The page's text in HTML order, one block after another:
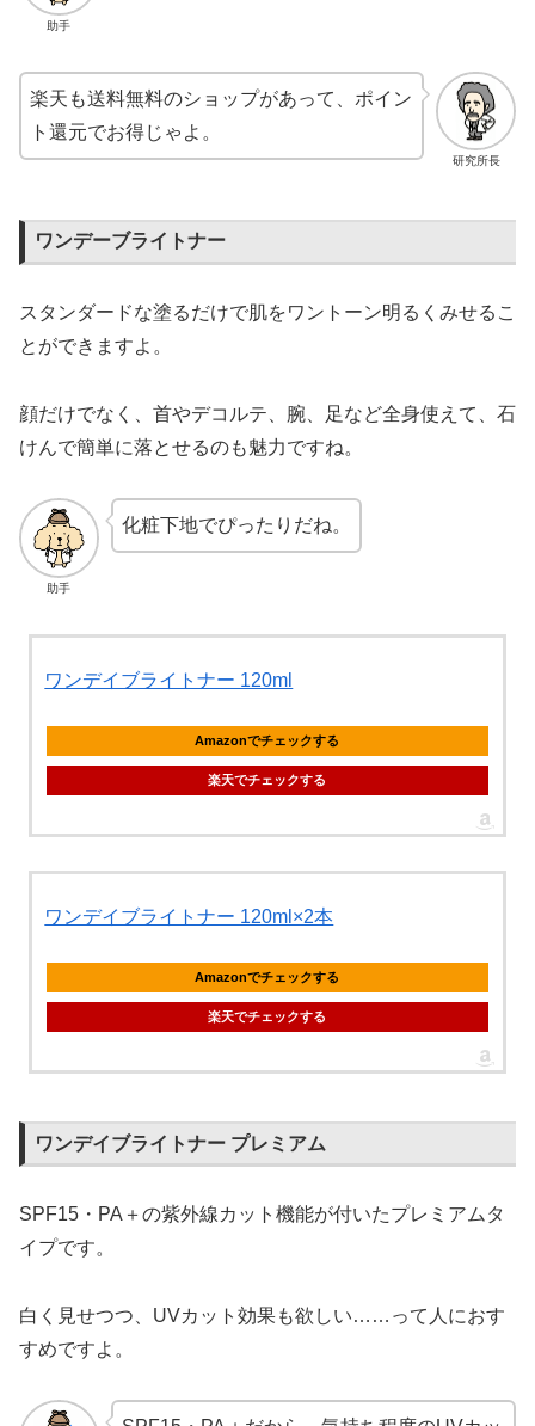
助手
研究所長
楽天も送料無料のショップがあって、ポイン
ト還元でお得じゃよ。
ワンデーブライトナー
スタンダードな塗るだけで肌をワントーン明るくみせるこ
とができますよ。
顔だけでなく、首やデコルテ、腕、足など全身使えて、石
けんで簡単に落とせるのも魅力ですね。
助手
化粧下地でぴったりだね。
ワンデイブライトナー 120ml
Amazonでチェックする
楽天でチェックする
ワンデイブライトナー 120ml×2本
Amazonでチェックする
楽天でチェックする
ワンデイブライトナー プレミアム
SPF15・PA＋の紫外線カット機能が付いたプレミアムタ
イプです。
白く見せつつ、UVカット効果も欲しい……って人におす
すめですよ。